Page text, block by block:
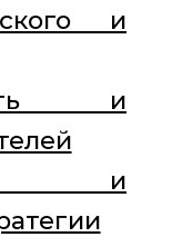
и
и
и